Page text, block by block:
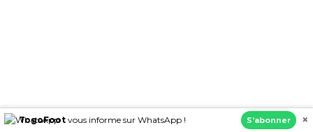
TogoFoot vous informe sur WhatsApp ! S’abonner ×